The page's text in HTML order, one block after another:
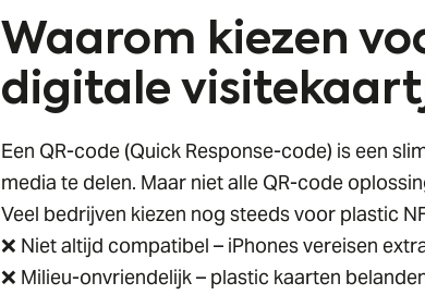
Waarom kiezen
digitale
Een QR-code (Quick Response-code) is een
media te delen. Maar niet alle QR-code
Veel bedrijven kiezen nog steeds voor plastic
❌ Niet altijd compatibel – iPhones vereisen
❌ Milieu-onvriendelijk – plastic kaarten